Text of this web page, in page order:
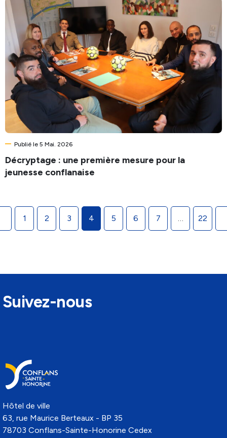
Publié le 5 Mai. 2026
Décryptage : une première mesure pour la
jeunesse conflanaise
Pagination
des
1 2 3 4 5 6 7 … 22
Suivez-nous
Hôtel de ville
63, rue Maurice Berteaux - BP 35
78703 Conflans-Sainte-Honorine Cedex